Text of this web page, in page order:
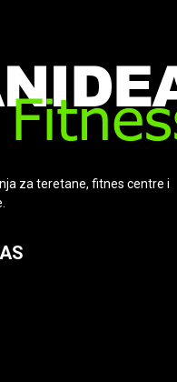
za teretane, fitnes centre i